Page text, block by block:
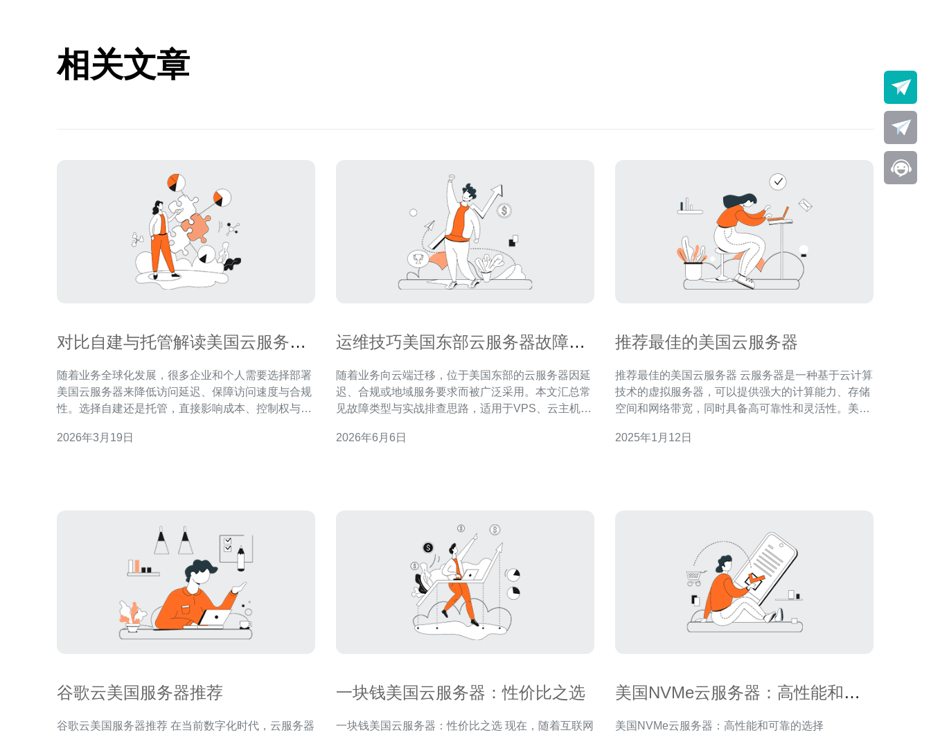
相关文章
对比自建与托管解读美国云服务器
随着业务全球化发展，很多企业和个人需要选择部署
美国云服务器来降低访问延迟、保障访问速度与合规
性。选择自建还是托管，直接影响成本、控制权与抗
域名管理和适用场景等方面对比两种模式，并给出购
2026年3月19日
运维技巧美国东部云服务器故障排
随着业务向云端迁移，位于美国东部的云服务器因延
迟、合规或地域服务要求而被广泛采用。本文汇总常
见故障类型与实战排查思路，适用于VPS、云主机与
场景。 常见故障包括网络不可达、主机资源耗尽
2026年6月6日
推荐最佳的美国云服务器
推荐最佳的美国云服务器 云服务器是一种基于云计算
技术的虚拟服务器，可以提供强大的计算能力、存储
空间和网络带宽，同时具备高可靠性和灵活性。美国
务器提供商。本文将介绍几家最佳的美国云服务器供
2025年1月12日
谷歌云美国服务器推荐
谷歌云美国服务器推荐 在当前数字化时代，云服务器
一块钱美国云服务器：性价比之选
一块钱美国云服务器：性价比之选 现在，随着互联网
美国NVMe云服务器：高性能和可
美国NVMe云服务器：高性能和可靠的选择